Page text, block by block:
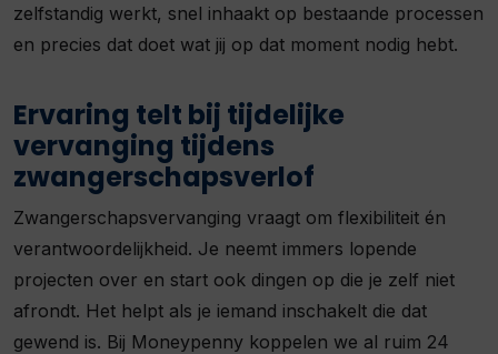
zelfstandig werkt, snel inhaakt op bestaande processen
en precies dat doet wat jij op dat moment nodig hebt.
Ervaring telt bij tijdelijke
vervanging tijdens
zwangerschapsverlof
Zwangerschapsvervanging vraagt om flexibiliteit én
verantwoordelijkheid. Je neemt immers lopende
projecten over en start ook dingen op die je zelf niet
afrondt. Het helpt als je iemand inschakelt die dat
gewend is. Bij Moneypenny koppelen we al ruim 24